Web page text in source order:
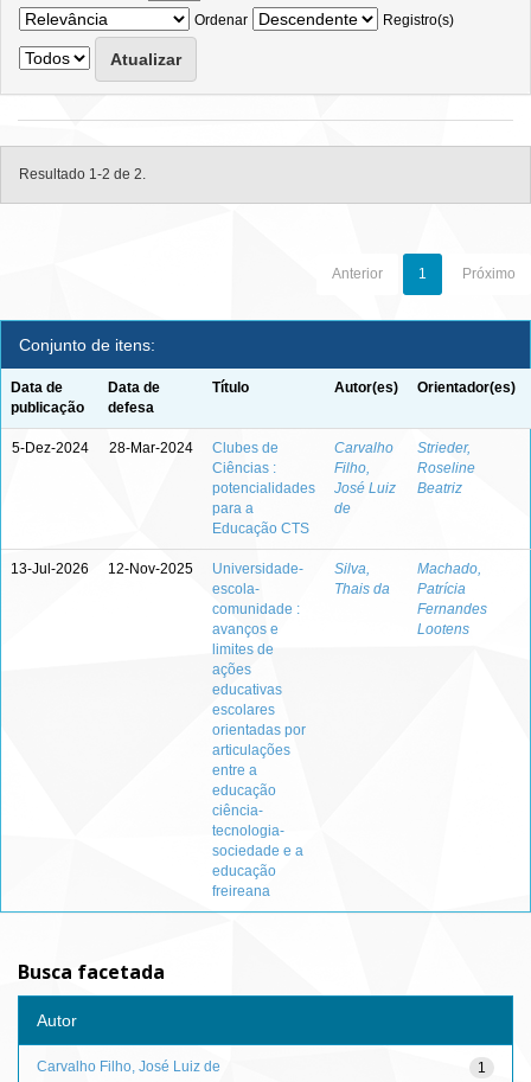
Ordenar
Registro(s)
Resultado 1-2 de 2.
Anterior 1 Próximo
Conjunto de itens:
Data de
publicação
Data de
defesa
Título Autor(es) Orientador(es)
5-Dez-2024 28-Mar-2024
Clubes de
Ciências :
potencialidades
para a
Educação CTS
Carvalho
Filho,
José Luiz
de
Strieder,
Roseline
Beatriz
13-Jul-2026 12-Nov-2025
Universidade-
escola-
comunidade :
avanços e
limites de
ações
educativas
escolares
orientadas por
articulações
entre a
educação
ciência-
tecnologia-
sociedade e a
educação
freireana
Silva,
Thais da
Machado,
Patrícia
Fernandes
Lootens
Busca facetada
Autor
1
Carvalho Filho, José Luiz de